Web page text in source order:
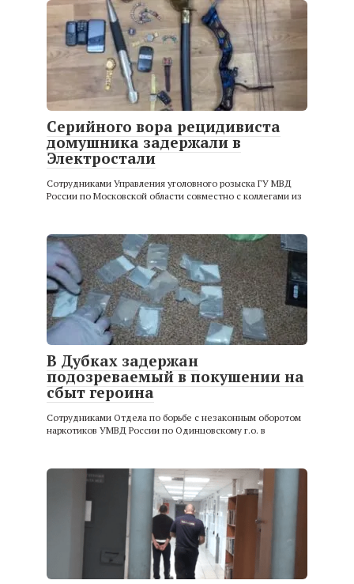
Серийного вора рецидивиста
домушника задержали в
Электростали
Сотрудниками Управления уголовного розыска ГУ МВД
России по Московской области совместно с коллегами из
В Дубках задержан
подозреваемый в покушении на
сбыт героина
Сотрудниками Отдела по борьбе с незаконным оборотом
наркотиков УМВД России по Одинцовскому г.о. в